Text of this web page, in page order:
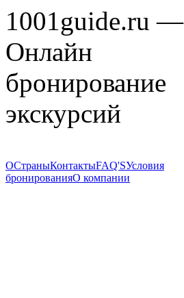
1001guide.ru —
Онлайн
бронирование
экскурсий
ОСтраныКонтактыFAQ'SУсловия
бронированияО компании